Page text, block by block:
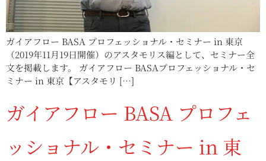
ガイアフロー BASA プロフェッショナル・セミナー in 東京
（2019年11月19日開催）のアスタモリス編として、セミナー全
文を掲載します。 ガイアフロー BASAプロフェッショナル・セ
ミナー in 東京【アスタモリ […]
ガイアフロー BASA プロフェ
ッショナル・セミナー in 東